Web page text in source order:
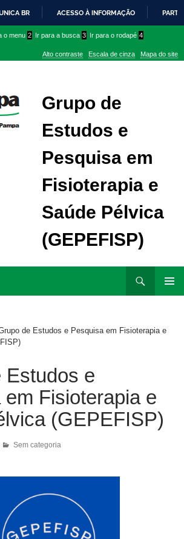
PARA
CONTEÚDO
BR ACESSO À INFORMAÇÃO
o menu 2 Ir para a busca 3 Ir para o rodapé 4
Alto contraste Escala de cinza Mapa do site
Grupo de
Estudos e
Pesquisa em
Fisioterapia e
Saúde Pélvica
(GEPEFISP)
de Estudos e Pesquisa em Fisioterapia e
Estudos e
em Fisioterapia e
(GEPEFISP)
Sem categoria